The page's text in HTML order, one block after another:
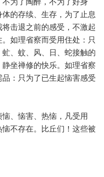
为了陶醉，不为了好身
的存续、生存，为了止息
击退之前的感受，不激起
如理省察而受用住处：只
、蚊、风、日、蛇接触的
坐禅修的快乐。如理省察
：只为了已生起恼害感受
、恼害、热恼，凡受用
不存在。比丘们！这些被